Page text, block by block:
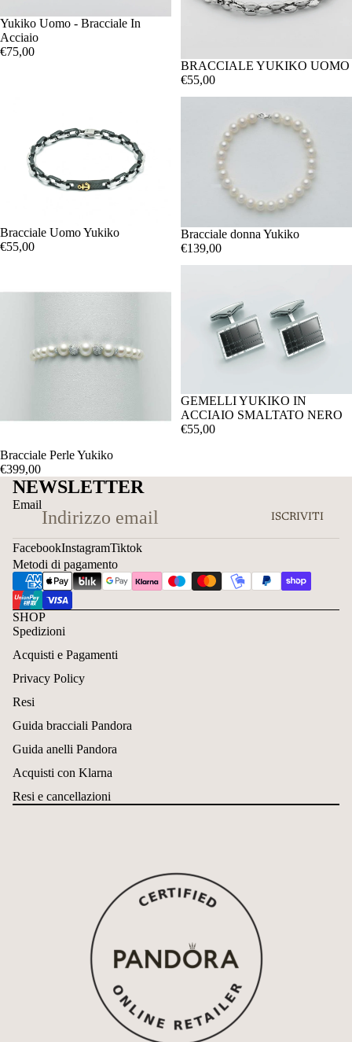
Yukiko Uomo - Bracciale In
Acciaio
€75,00
BRACCIALE YUKIKO UOMO
€55,00
Bracciale Uomo Yukiko
€55,00
Bracciale donna Yukiko
€139,00
Bracciale Perle Yukiko
€399,00
GEMELLI YUKIKO IN
ACCIAIO SMALTATO NERO
€55,00
NEWSLETTER
Email
ISCRIVITI
FacebookInstagramTiktok
Metodi di pagamento
SHOP
Spedizioni
Acquisti e Pagamenti
Privacy Policy
Resi
Guida bracciali Pandora
Guida anelli Pandora
Acquisti con Klarna
Resi e cancellazioni
Informativa sui rimborsi